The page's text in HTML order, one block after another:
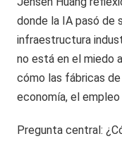
donde la IA pasó de
infraestructura
no está en el miedo
cómo las fábricas
economía, el empleo
Pregunta central: